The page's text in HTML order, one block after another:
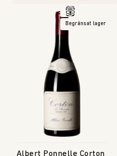
Begränsat lager
Albert Ponnelle Corton